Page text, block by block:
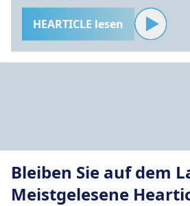
HEARTICLE lesen
Bleiben Sie auf dem
Meistgelesene